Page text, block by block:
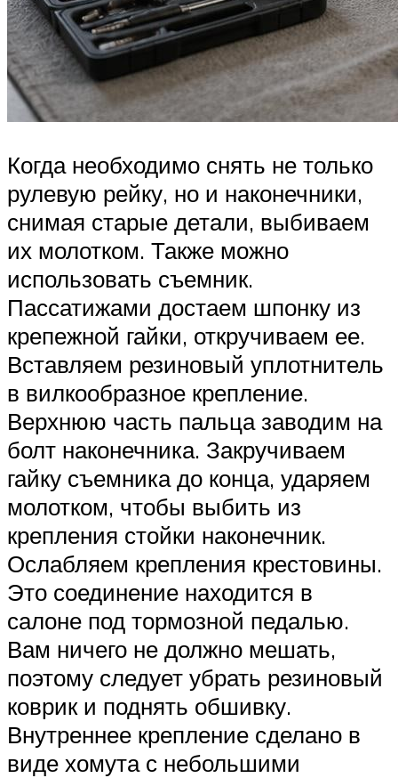
Когда необходимо снять не только
рулевую рейку, но и наконечники,
снимая старые детали, выбиваем
их молотком. Также можно
использовать съемник.
Пассатижами достаем шпонку из
крепежной гайки, откручиваем ее.
Вставляем резиновый уплотнитель
в вилкообразное крепление.
Верхнюю часть пальца заводим на
болт наконечника. Закручиваем
гайку съемника до конца, ударяем
молотком, чтобы выбить из
крепления стойки наконечник.
Ослабляем крепления крестовины.
Это соединение находится в
салоне под тормозной педалью.
Вам ничего не должно мешать,
поэтому следует убрать резиновый
коврик и поднять обшивку.
Внутреннее крепление сделано в
виде хомута с небольшими